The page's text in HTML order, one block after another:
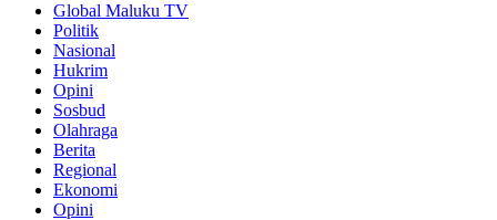
Global Maluku TV
Politik
Nasional
Hukrim
Opini
Sosbud
Olahraga
Berita
Regional
Ekonomi
Opini